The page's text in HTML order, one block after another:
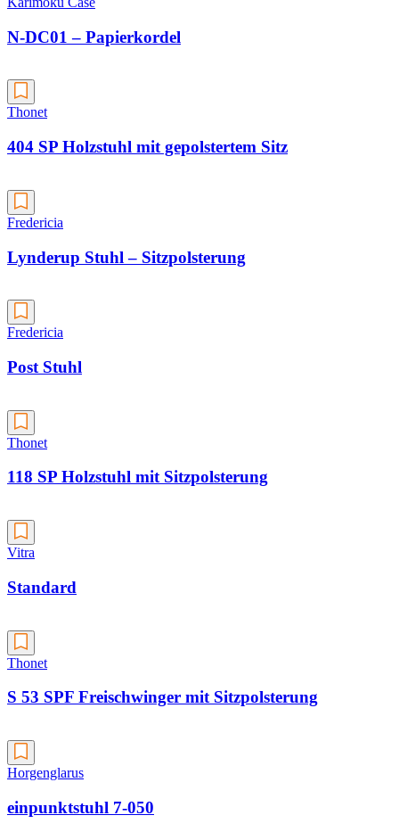
N-DC01 – Papierkordel
Thonet
404 SP Holzstuhl mit gepolstertem Sitz
Fredericia
Lynderup Stuhl – Sitzpolsterung
Fredericia
Post Stuhl
Thonet
118 SP Holzstuhl mit Sitzpolsterung
Vitra
Standard
Thonet
S 53 SPF Freischwinger mit Sitzpolsterung
Horgenglarus
einpunktstuhl 7-050